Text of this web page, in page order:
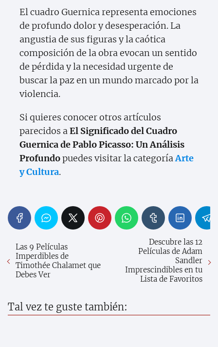
El cuadro Guernica representa emociones
de profundo dolor y desesperación. La
angustia de sus figuras y la caótica
composición de la obra evocan un sentido
de pérdida y la necesidad urgente de
buscar la paz en un mundo marcado por la
violencia.
Si quieres conocer otros artículos
parecidos aEl Significado del Cuadro
Guernica de Pablo Picasso: Un Análisis
Profundopuedes visitar la categoríaArte
y Cultura.
Las 9 Películas
Imperdibles de
Timothée Chalamet que
Debes Ver
Descubre las 12
Películas de Adam
Sandler
Imprescindibles en tu
Lista de Favoritos
Tal vez te guste también: